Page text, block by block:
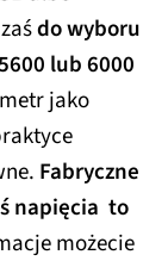
do wyboru
lub 6000
jako
Fabryczne
napięcia to
możecie